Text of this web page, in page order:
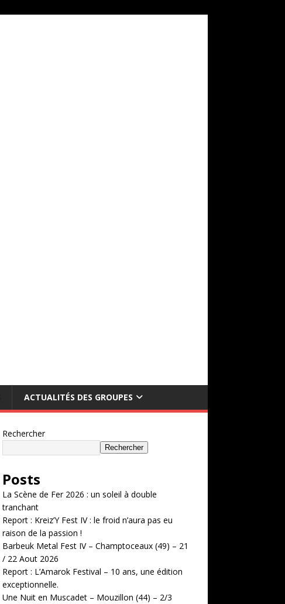
ACTUALITÉS DES GROUPES
Rechercher
Rechercher
Posts
La Scène de Fer 2026 : un soleil à double
tranchant
Report : Kreiz’Y Fest IV : le froid n’aura pas eu
raison de la passion !
Barbeuk Metal Fest IV – Champtoceaux (49) – 21
/ 22 Aout 2026
Report : L’Amarok Festival – 10 ans, une édition
exceptionnelle.
Une Nuit en Muscadet – Mouzillon (44) – 2/3